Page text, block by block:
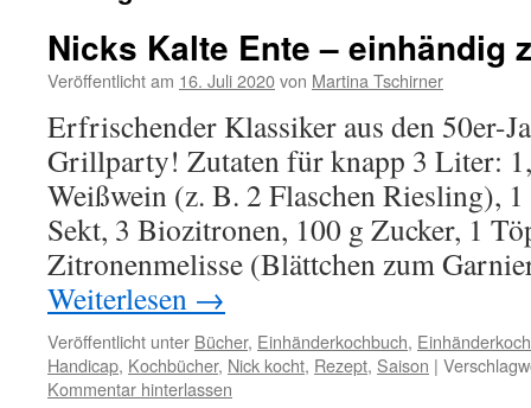
Nicks Kalte Ente – einhändig
Veröffentlicht am 16. Juli 2020von Martina Tschirner
Erfrischender Klassiker aus den 50er-
Grillparty! Zutaten für knapp 3 Liter:
Weißwein (z. B. 2 Flaschen Riesling),
Sekt, 3 Biozitronen, 100 g Zucker, 1
Zitronenmelisse (Blättchen zum
Weiterlesen →
Veröffentlicht unter Bücher, Einhänderkochbuch,
Handicap, Kochbücher, Nick kocht, Rezept, Saison |
Kommentar hinterlassen